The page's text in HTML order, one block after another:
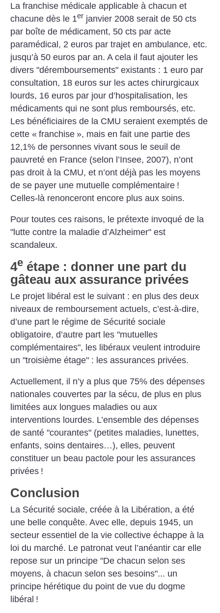
La franchise médicale applicable à chacun et
chacune dès le 1er janvier 2008 serait de 50 cts
par boîte de médicament, 50 cts par acte
paramédical, 2 euros par trajet en ambulance, etc.
jusqu’à 50 euros par an. A cela il faut ajouter les
divers "déremboursements" existants : 1 euro par
consultation, 18 euros sur les actes chirurgicaux
lourds, 16 euros par jour d’hospitalisation, les
médicaments qui ne sont plus remboursés, etc.
Les bénéficiaires de la CMU seraient exemptés de
cette « franchise », mais en fait une partie des
12,1% de personnes vivant sous le seuil de
pauvreté en France (selon l’Insee, 2007), n’ont
pas droit à la CMU, et n’ont déjà pas les moyens
de se payer une mutuelle complémentaire !
Celles-là renonceront encore plus aux soins.
Pour toutes ces raisons, le prétexte invoqué de la
"lutte contre la maladie d’Alzheimer" est
scandaleux.
4e étape : donner une part du
gâteau aux assurance privées
Le projet libéral est le suivant : en plus des deux
niveaux de remboursement actuels, c’est-à-dire,
d’une part le régime de Sécurité sociale
obligatoire, d’autre part les "mutuelles
complémentaires", les libéraux veulent introduire
un "troisième étage" : les assurances privées.
Actuellement, il n’y a plus que 75% des dépenses
nationales couvertes par la sécu, de plus en plus
limitées aux longues maladies ou aux
interventions lourdes. L’ensemble des dépenses
de santé "courantes" (petites maladies, lunettes,
enfants, soins dentaires…), elles, peuvent
constituer un beau pactole pour les assurances
privées !
Conclusion
La Sécurité sociale, créée à la Libération, a été
une belle conquête. Avec elle, depuis 1945, un
secteur essentiel de la vie collective échappe à la
loi du marché. Le patronat veut l’anéantir car elle
repose sur un principe "De chacun selon ses
moyens, à chacun selon ses besoins"... un
principe hérétique du point de vue du dogme
libéral !